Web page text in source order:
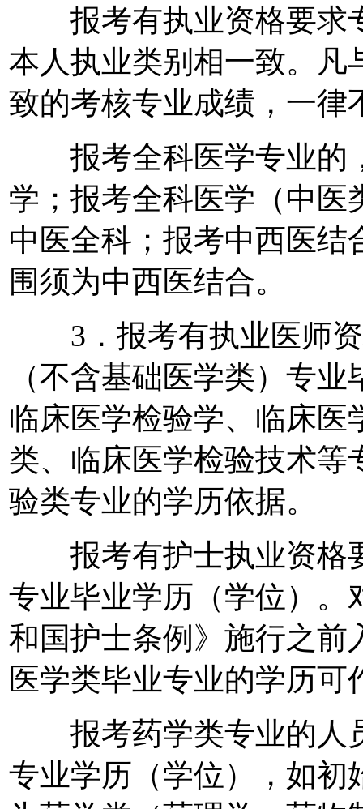
报考有执业资格要求
本人执业类别相一致。凡
致的考核专业成绩，一律
报考全科医学专业的
学；报考全科医学（中医
中医全科；报考中西医结
围须为中西医结合。
3．报考有执业医师资
（不含基础医学类）专
临床医学检验学、临床医
类、临床医学检验技术等
验类专业的学历依据。
报考有护士执业资格
专业毕业学历（学位）。
和国护士条例》施行之前
医学类毕业专业的学历
报考药学类专业的人
专业学历（学位），如初